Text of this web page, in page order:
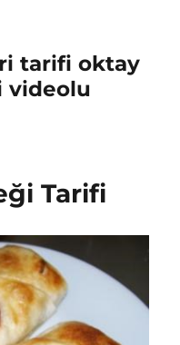
tarifi oktay
videolu
Tarifi